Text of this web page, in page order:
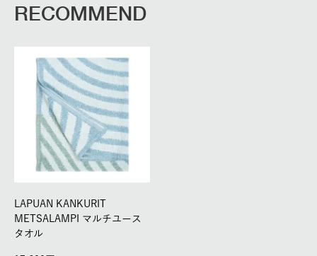
RECOMMEND
LAPUAN KANKURIT
METSALAMPI マルチユース
タオル